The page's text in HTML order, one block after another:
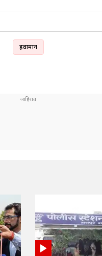
हवामान